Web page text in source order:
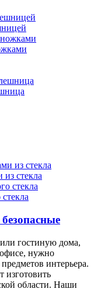
стекла
гостиную дома,
нужно
интерьера.
изготовить
области. Наши